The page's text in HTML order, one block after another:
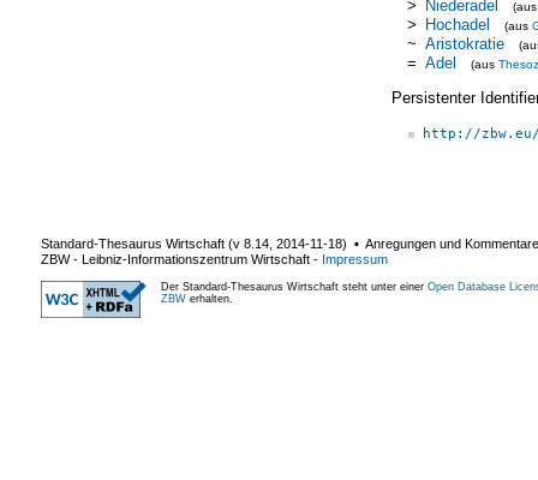
> Niederadel
> Hochadel (aus
~ Aristokratie
= Adel (aus Thesoz
Persistenter
http://
Standard-Thesaurus Wirtschaft (v 8.14 2014-11-18) ▪ Anregungen und
ZBW - Leibniz-Informationszentrum Wirtschaft - Impressum
Der Standard-Thesaurus Wirtschaft steht unter einer Open Database
ZBW erhalten.